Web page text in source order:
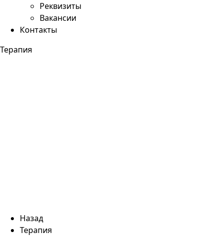
Реквизиты
Вакансии
Контакты
Терапия
Назад
Терапия